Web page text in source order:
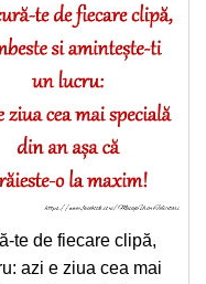
te de fiecare clipă,
azi e ziua cea mai